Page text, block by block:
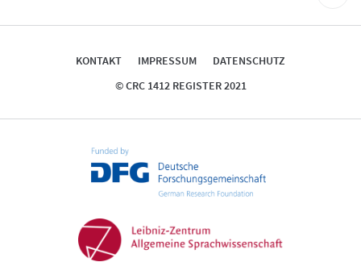
KONTAKT IMPRESSUM
DATENSCHUTZ
© CRC 1412 REGISTER 2021